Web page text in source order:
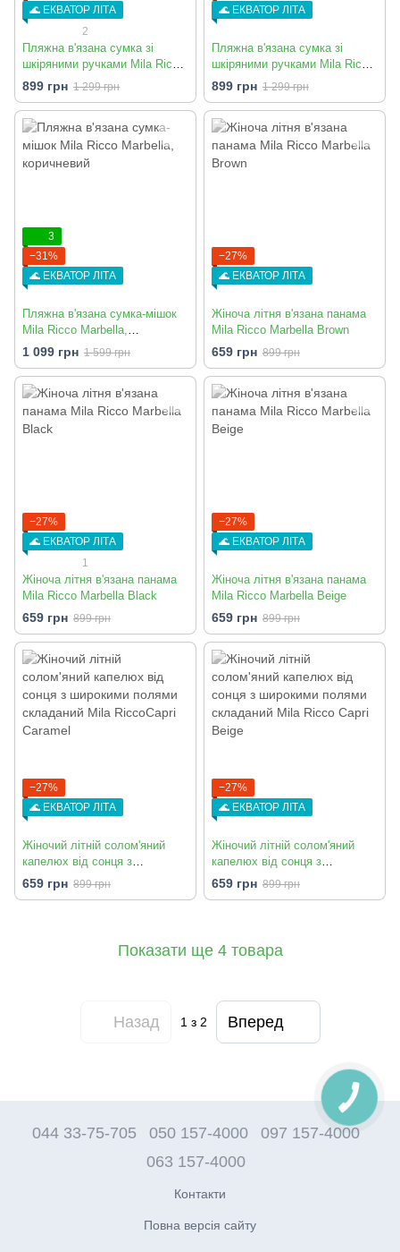
🌊 ЕКВАТОР ЛІТА
2
Пляжна в'язана сумка зі
шкіряними ручками Mila Ricco
Palma Milky White
899 грн 1 299 грн
🌊 ЕКВАТОР ЛІТА
Пляжна в'язана сумка зі
шкіряними ручками Mila Ricco
Palma Brown
899 грн 1 299 грн
3
−31%
🌊 ЕКВАТОР ЛІТА
Пляжна в'язана сумка-мішок
Mila Ricco Marbella,
коричневий
1 099 грн 1 599 грн
−27%
🌊 ЕКВАТОР ЛІТА
Жіноча літня в'язана панама
Mila Ricco Marbella Brown
659 грн 899 грн
−27%
🌊 ЕКВАТОР ЛІТА
1
Жіноча літня в'язана панама
Mila Ricco Marbella Black
659 грн 899 грн
−27%
🌊 ЕКВАТОР ЛІТА
Жіноча літня в'язана панама
Mila Ricco Marbella Beige
659 грн 899 грн
−27%
🌊 ЕКВАТОР ЛІТА
Жіночий літній солом'яний
капелюх від сонця з
широкими полями складаний
Mila RiccoCapri Caramel
659 грн 899 грн
−27%
🌊 ЕКВАТОР ЛІТА
Жіночий літній солом'яний
капелюх від сонця з
широкими полями складаний
Mila Ricco Capri Beige
659 грн 899 грн
Показати ще 4 товара
Назад 1з 2 Вперед
044 33-75-705 050 157-4000
097 157-4000
063 157-4000
Контакти
Повна версія сайту